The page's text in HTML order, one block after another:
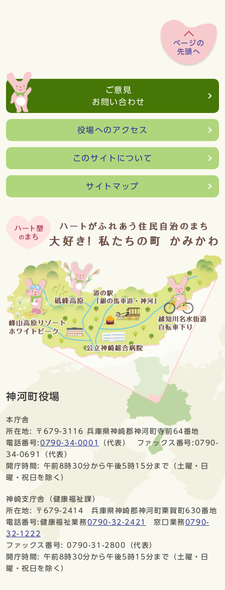
ページの
先頭へ
ご意見
お問い合わせ
役場へのアクセス
このサイトについて
サイトマップ
神河町役場
本庁舎
所在地: 〒679-3116 兵庫県神崎郡神河町寺前64番地
電話番号: 0790-34-0001
（代表） ファックス番号:0790-
34-0691（代表）
開庁時間: 午前8時30分から午後5時15分まで（土曜・日
曜・祝日を除く）
神崎支庁舎（健康福祉課）
所在地: 〒679-2414 兵庫県神崎郡神河町粟賀町630番地
電話番号:健康福祉業務0790-32-2421 窓口業務0790-
32-1222
ファックス番号: 0790-31-2800（代表）
開庁時間: 午前8時30分から午後5時15分まで（土曜・日
曜・祝日を除く）